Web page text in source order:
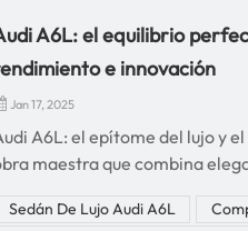
A6L: el equilibrio
e innovación
Jan 17, 2025
A6L: el epítome del lujo y
maestra que combina
de Audi, el A6L
Sedán De Lujo Audi A6L